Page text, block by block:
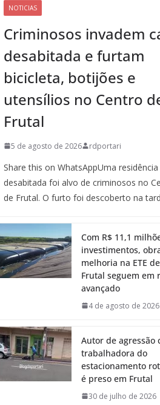
NOTICIAS
Criminosos invadem
desabitada e furtam
bicicleta, botijões e
utensílios no Centro
Frutal
5 de agosto de 2026 rdportari
Share this on WhatsAppUma residência
desabitada foi alvo de criminosos no
de Frutal. O furto foi descoberto na
Com R$ 11,1
investimentos,
melhoria na ETE de
Frutal seguem em
avançado
4 de agosto de 2026
Autor de agressão
trabalhadora do
estacionamento
é preso em Frutal
30 de julho de 2026